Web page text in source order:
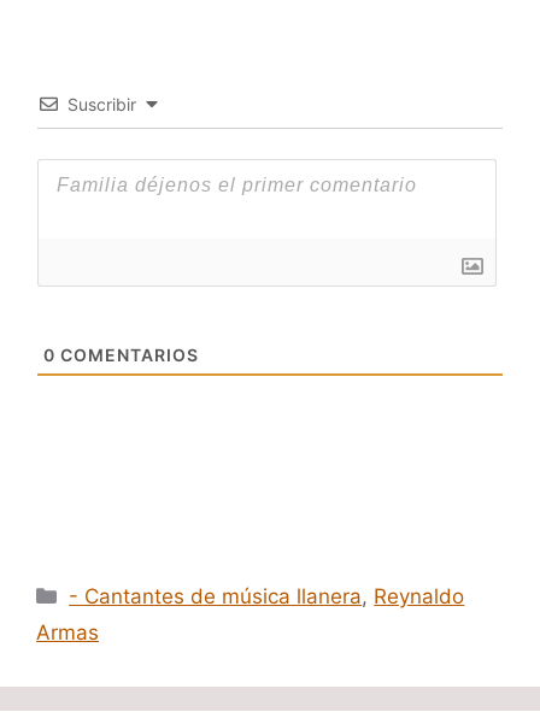
Suscribir
0 COMENTARIOS
Categorías
- Cantantes de música llanera, Reynaldo
Armas